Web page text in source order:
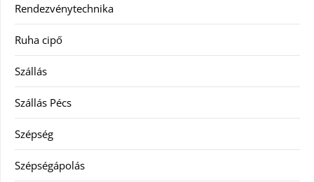
Rendezvénytechnika
Ruha cipő
Szállás
Szállás Pécs
Szépség
Szépségápolás